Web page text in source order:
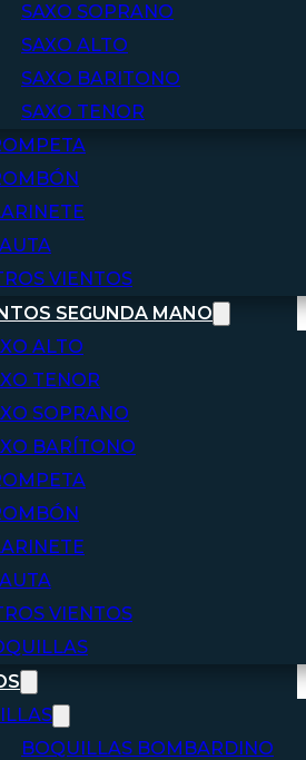
SAXO SOPRANO
SAXO ALTO
SAXO BARITONO
SAXO TENOR
VIENTOS
SEGUNDA MANO
ALTO
TENOR
SOPRANO
BARÍTONO
VIENTOS
BOQUILLAS BOMBARDINO